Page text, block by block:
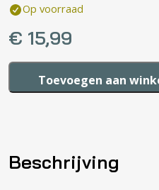
Op voorraad
€ 15,99
Happy
Horse
Richie
Toevoegen aan
Beschrijving